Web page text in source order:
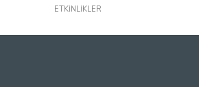
ETKİNLİKLER